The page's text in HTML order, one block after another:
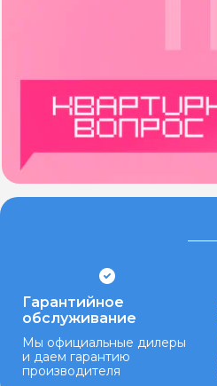
Гарантийное
обслуживание
Мы официальные дилеры
и даем гарантию
производителя